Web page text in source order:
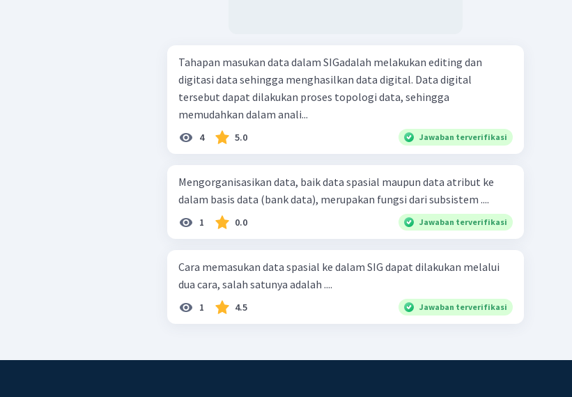
Tahapan masukan data dalam SIGadalah melakukan editing dan
digitasi data sehingga menghasilkan data digital. Data digital
tersebut dapat dilakukan proses topologi data, sehingga
memudahkan dalam anali...
4 5.0 Jawaban terverifikasi
Mengorganisasikan data, baik data spasial maupun data atribut ke
dalam basis data (bank data), merupakan fungsi dari subsistem ....
1 0.0 Jawaban terverifikasi
Cara memasukan data spasial ke dalam SIG dapat dilakukan melalui
dua cara, salah satunya adalah ....
1 4.5 Jawaban terverifikasi